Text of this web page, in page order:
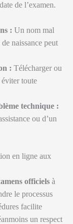
de l’examen.
: Un nom mal
naissance peut
: Télécharger ou
toute
technique :
ou d’un
en ligne aux
officiels à
le processus
facilite
un respect